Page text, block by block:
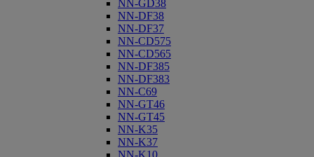
NN-GD38
NN-DF38
NN-DF37
NN-CD575
NN-CD565
NN-DF385
NN-DF383
NN-C69
NN-GT46
NN-GT45
NN-K35
NN-K37
NN-K10